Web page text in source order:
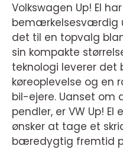
Volkswagen Up! El
bemærkelsesværdig
det til en topvalg
sin kompakte
teknologi leverer det
køreoplevelse og en
bil-ejere. Uanset om
pendler, er VW Up!
ønsker at tage et
bæredygtig fremtid